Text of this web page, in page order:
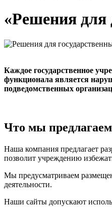
«Решения для
Каждое государственное
функционала является
подведомственных
Что мы предлагаем
Наша компания предлагает
позволит учреждению
Мы предусматриваем
деятельности.
Наши сайты допускают